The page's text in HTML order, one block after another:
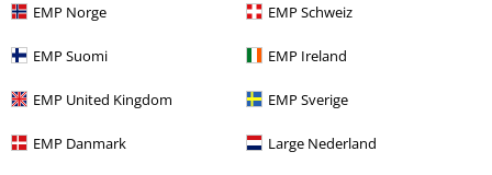
EMP Norge EMP Schweiz
EMP Suomi EMP Ireland
EMP United Kingdom EMP Sverige
EMP Danmark Large Nederland
Skicka kommentar
Lite för bred nedtill för min smak.